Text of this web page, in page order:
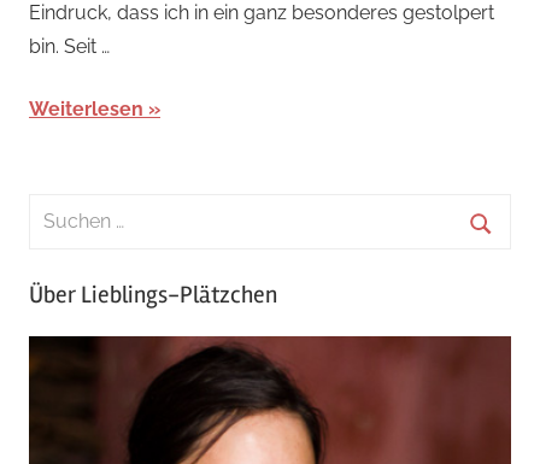
Eindruck, dass ich in ein ganz besonderes gestolpert
bin. Seit …
Weiterlesen
Über Lieblings-Plätzchen